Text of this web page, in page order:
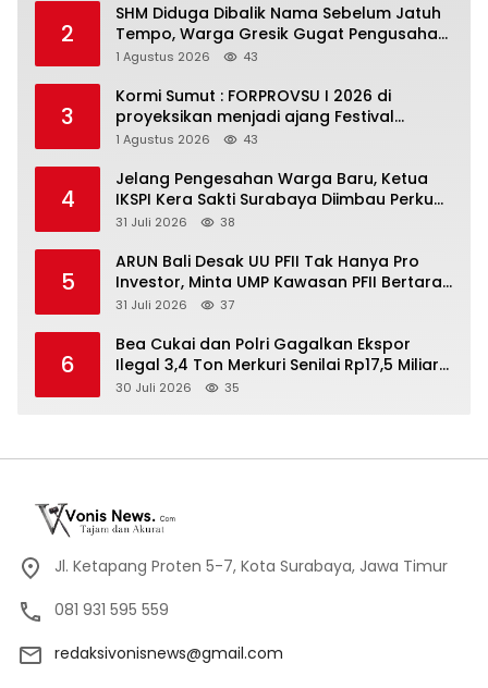
2
SHM Diduga Dibalik Nama Sebelum Jatuh
Tempo, Warga Gresik Gugat Pengusaha
Rokok dan Somasi Kepala Desa
1 Agustus 2026 43
3
Kormi Sumut : FORPROVSU I 2026 di
proyeksikan menjadi ajang Festival
Olahraga Masyarakat dengan Pegiat
1 Agustus 2026 43
4
Jelang Pengesahan Warga Baru, Ketua
IKSPI Kera Sakti Surabaya Diimbau Perkuat
Pembinaan dan Jaga Kondusivitas
31 Juli 2026 38
5
ARUN Bali Desak UU PFII Tak Hanya Pro
Investor, Minta UMP Kawasan PFII Bertaraf
Internasional
31 Juli 2026 37
6
Bea Cukai dan Polri Gagalkan Ekspor
Ilegal 3,4 Ton Merkuri Senilai Rp17,5 Miliar
di Tanjung Perak, Tujuan Afrika
30 Juli 2026 35
Jl. Ketapang Proten 5-7, Kota Surabaya, Jawa Timur
081 931 595 559
redaksivonisnews@gmail.com